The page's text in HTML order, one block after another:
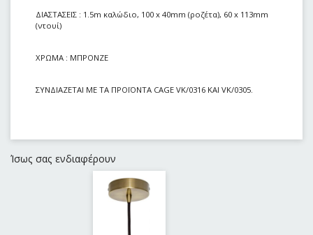
ΔΙΑΣΤΑΣΕΙΣ : 1.5m καλώδιο, 100 x 40mm (ροζέτα), 60 x 113mm
(ντουί)
ΧΡΩΜΑ : ΜΠΡΟΝΖΕ
ΣΥΝΔΙΑΖΕΤΑΙ ΜΕ ΤΑ ΠΡΟΪΟΝΤΑ CAGE VK/0316 KAI VK/0305.
Ίσως σας ενδιαφέρουν